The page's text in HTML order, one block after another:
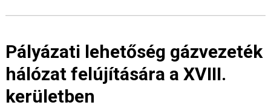
Pályázati lehetőség gázvezeték
hálózat felújítására a XVIII.
kerületben